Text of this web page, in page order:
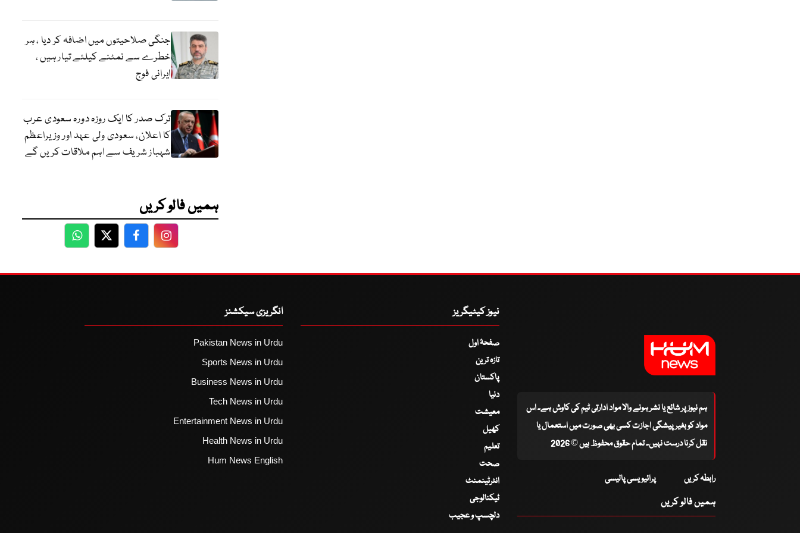
جنگی صلاحیتوں میں اضافہ کر دیا ، ہر
خطرے سے نمٹنے کیلئے تیار ہیں ،
ایرانی فوج
ترک صدر کا ایک روزہ دورہ سعودی عرب
کا اعلان، سعودی ولی عہد اور وزیراعظم
شہباز شریف سے اہم ملاقات کریں گے
ہمیں فالو کریں
WhatsApp
TwitterFacebookFacebook
ہم نیوز پر شائع یا نشر ہونے والا مواد ادارتی ٹیم کی کاوش ہے۔ اس
مواد کو بغیر پیشگی اجازت کسی بھی صورت میں استعمال یا
نقل کرنا درست نہیں۔ تمام حقوق محفوظ ہیں © 2026
رابطہ کریں پرائیویسی پالیسی
ہمیں فالو کریں
نیوز کیٹیگریز
صفحۂ اول
تازہ ترین
پاکستان
دنیا
معیشت
کھیل
تعلیم
صحت
انٹرٹینمنٹ
ٹیکنالوجی
دلچسپ و عجیب
انگریزی سیکشنز
Pakistan News in Urdu
Sports News in Urdu
Business News in Urdu
Tech News in Urdu
Entertainment News in Urdu
Health News in Urdu
Hum News English